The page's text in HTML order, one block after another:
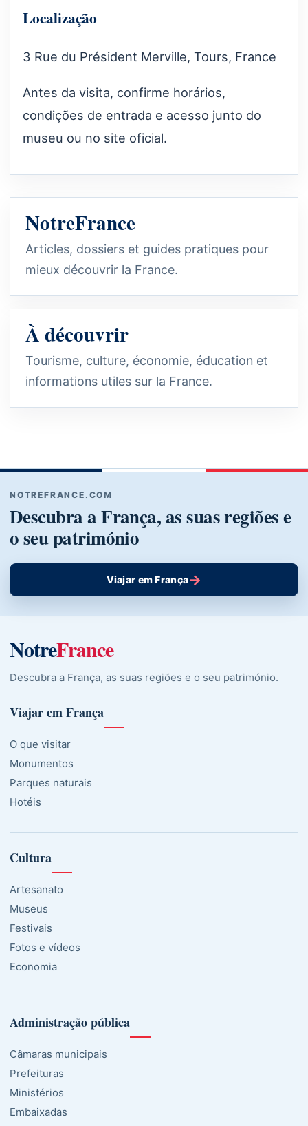
Localização
3 Rue du Président Merville, Tours, France
Antes da visita, confirme horários,
condições de entrada e acesso junto do
museu ou no site oficial.
NotreFrance
Articles, dossiers et guides pratiques pour
mieux découvrir la France.
À découvrir
Tourisme, culture, économie, éducation et
informations utiles sur la France.
NOTREFRANCE.COM
Descubra a França, as suas regiões e
o seu património
Viajar em França→
NotreFrance
Descubra a França, as suas regiões e o seu património.
Viajar em França
O que visitar
Monumentos
Parques naturais
Hotéis
Cultura
Artesanato
Museus
Festivais
Fotos e vídeos
Economia
Administração pública
Câmaras municipais
Prefeituras
Ministérios
Embaixadas